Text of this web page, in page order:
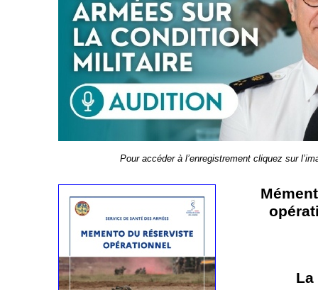
La
Pour accéder à l’enregistrement cliquez sur